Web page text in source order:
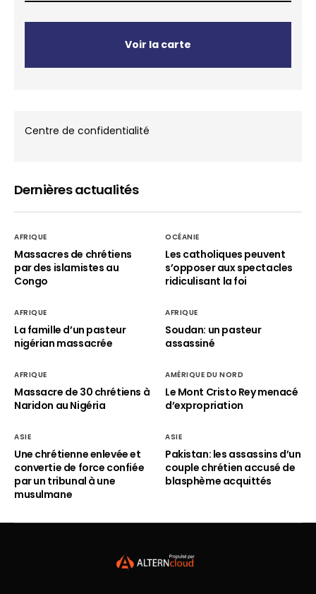
Voir la carte
Centre de confidentialité
Dernières actualités
AFRIQUE
Massacres de chrétiens
par des islamistes au
Congo
OCÉANIE
Les catholiques peuvent
s’opposer aux spectacles
ridiculisant la foi
AFRIQUE
La famille d’un pasteur
nigérian massacrée
AFRIQUE
Soudan: un pasteur
assassiné
AFRIQUE
Massacre de 30 chrétiens à
Naridon au Nigéria
AMÉRIQUE DU NORD
Le Mont Cristo Rey menacé
d’expropriation
ASIE
Une chrétienne enlevée et
convertie de force confiée
par un tribunal à une
musulmane
ASIE
Pakistan: les assassins d’un
couple chrétien accusé de
blasphème acquittés